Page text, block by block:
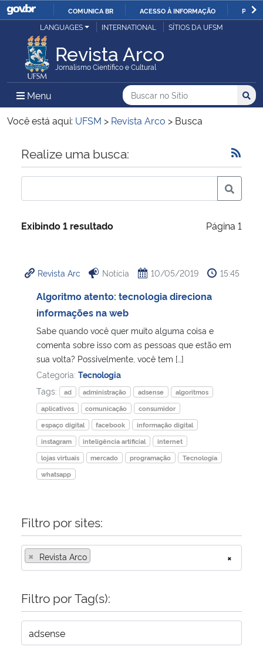
IR
O
COMUNICA BR ACESSO À INFORMAÇÃO
Ministério da Justiça e Segurança Pública
Ministério da Defesa
Ministério das Relações Exteriores
Ministério da Economia
Ministério da Infraestrutura
Ministério da Cidadania
Ministério da Saúde
Ministério de Minas e Energia
Ministério da Ciência, Tecnologia, Inovações e Comunicações
Ministério do Meio Ambiente
Ministério do Turismo
Ministério do Desenvolvimento Regional
Ministério da Mulher, da Família e dos Direitos Humanos
Secretaria-Geral
Gabinete de Segurança Institucional
Advocacia-Geral da União
LANGUAGES INTERNATIONAL SÍTIOS DA UFSM
Revista Arco
Jornalismo Científico e Cultural
Menu Menu Principal do Sítio
Busca
Buscar no no Sítio
Busca:
Você está aqui: UFSM > Revista Arco > Busca
Início do conteúdo
Realize uma busca:
Exibindo 1 resultado Página 1
Revista Arc Notícia 10/05/2019 15:45
Algoritmo atento: tecnologia direciona
informações na web
Sabe quando você quer muito alguma coisa e
comenta sobre isso com as pessoas que estão em
sua volta? Possivelmente, você tem […]
Categoria: Tecnologia
Tags:
ad administração adsense
algoritmos
aplicativos
comunicação
consumidor
espaço digital
facebook
informação digital
instagram
inteligência artificial
internet
lojas virtuais
mercado programação
Tecnologia
whatsapp
Filtro por sites:
×
× Revista Arco
Filtro por Tag(s):